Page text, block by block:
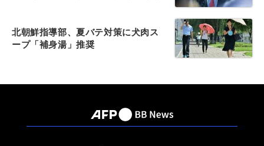
北朝鮮指導部、夏バテ対策に犬肉ス
ープ「補身湯」推奨